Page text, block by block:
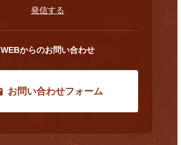
発信する
WEBからのお問い合わせ
お問い合わせフォーム